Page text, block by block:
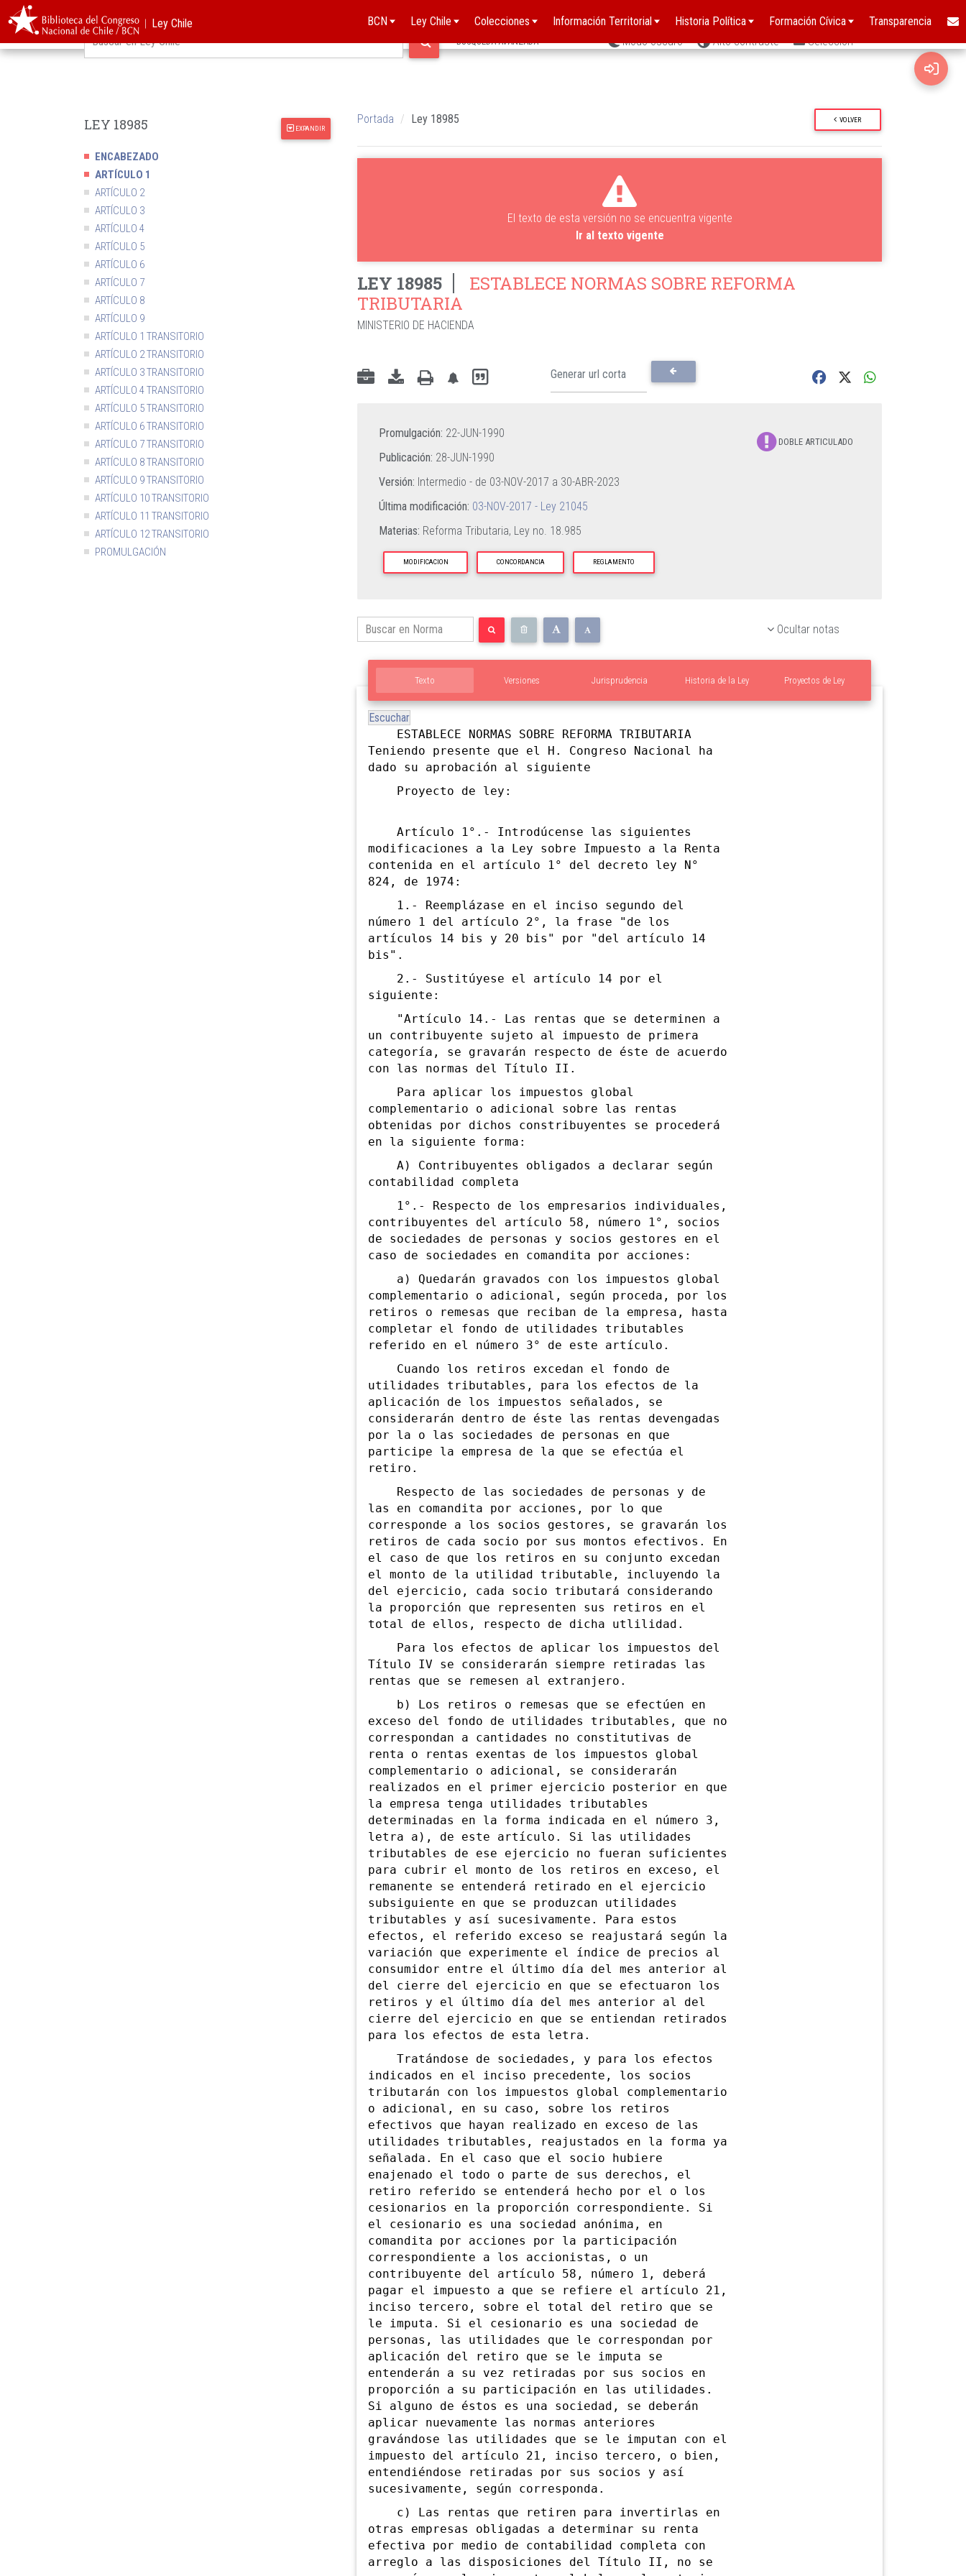
︱Ley Chile BCN Ley Chile Colecciones Información Territorial Historia Política Formación Cívica Transparencia
Cerrar Navegar Norma Portada Ley 18985 VOLVER
LEY 18985
ENCABEZADO
ARTÍCULO 1
ARTÍCULO 2
ARTÍCULO 3
ARTÍCULO 4
ARTÍCULO 5
ARTÍCULO 6
ARTÍCULO 7
ARTÍCULO 8
ARTÍCULO 9
ARTÍCULO 1 TRANSITORIO
ARTÍCULO 2 TRANSITORIO
ARTÍCULO 3 TRANSITORIO
ARTÍCULO 4 TRANSITORIO
ARTÍCULO 5 TRANSITORIO
ARTÍCULO 6 TRANSITORIO
ARTÍCULO 7 TRANSITORIO
ARTÍCULO 8 TRANSITORIO
ARTÍCULO 9 TRANSITORIO
ARTÍCULO 10 TRANSITORIO
ARTÍCULO 11 TRANSITORIO
El texto de esta versión no se encuentra vigente
Ir al texto vigente
LEY 18985
ESTABLECE NORMAS SOBRE REFORMA
TRIBUTARIA
MINISTERIO DE HACIENDA
DOBLE ARTICULADO
Promulgación: 22-JUN-1990
Publicación: 28-JUN-1990
Versión: Intermedio - de 03-NOV-2017 a 30-ABR-2023
Última modificación: 03-NOV-2017 - Ley 21045
Materias: Reforma Tributaria, Ley no. 18.985
MODIFICACION CONCORDANCIA REGLAMENTO
Ocultar notas
Texto Versiones Proyectos de Ley
Jurisprudencia Historia de la Ley
Escuchar
ESTABLECE NORMAS SOBRE REFORMA TRIBUTARIA
Teniendo presente que el H. Congreso Nacional ha
dado su aprobación al siguiente
Proyecto de ley:
Artículo 1°.- Introdúcense las siguientes
modificaciones a la Ley sobre Impuesto a la Renta
contenida en el artículo 1° del decreto ley N°
824, de 1974:
1.- Reemplázase en el inciso segundo del
número 1 del artículo 2°, la frase "de los
artículos 14 bis y 20 bis" por "del artículo 14
bis".
2.- Sustitúyese el artículo 14 por el
siguiente:
"Artículo 14.- Las rentas que se determinen a
un contribuyente sujeto al impuesto de primera
categoría, se gravarán respecto de éste de acuerdo
con las normas del Título II.
Para aplicar los impuestos global
complementario o adicional sobre las rentas
obtenidas por dichos constribuyentes se procederá
en la siguiente forma:
A) Contribuyentes obligados a declarar según
contabilidad completa
1°.- Respecto de los empresarios individuales,
contribuyentes del artículo 58, número 1°, socios
de sociedades de personas y socios gestores en el
caso de sociedades en comandita por acciones:
a) Quedarán gravados con los impuestos global
complementario o adicional, según proceda, por los
retiros o remesas que reciban de la empresa, hasta
completar el fondo de utilidades tributables
referido en el número 3° de este artículo.
Cuando los retiros excedan el fondo de
utilidades tributables, para los efectos de la
aplicación de los impuestos señalados, se
considerarán dentro de éste las rentas devengadas
por la o las sociedades de personas en que
participe la empresa de la que se efectúa el
retiro.
Respecto de las sociedades de personas y de
las en comandita por acciones, por lo que
corresponde a los socios gestores, se gravarán los
retiros de cada socio por sus montos efectivos. En
el caso de que los retiros en su conjunto excedan
el monto de la utilidad tributable, incluyendo la
del ejercicio, cada socio tributará considerando
la proporción que representen sus retiros en el
total de ellos, respecto de dicha utlilidad.
Para los efectos de aplicar los impuestos del
Título IV se considerarán siempre retiradas las
rentas que se remesen al extranjero.
b) Los retiros o remesas que se efectúen en
exceso del fondo de utilidades tributables, que no
correspondan a cantidades no constitutivas de
renta o rentas exentas de los impuestos global
complementario o adicional, se considerarán
realizados en el primer ejercicio posterior en que
la empresa tenga utilidades tributables
determinadas en la forma indicada en el número 3,
letra a), de este artículo. Si las utilidades
tributables de ese ejercicio no fueran suficientes
para cubrir el monto de los retiros en exceso, el
remanente se entenderá retirado en el ejercicio
subsiguiente en que se produzcan utilidades
tributables y así sucesivamente. Para estos
efectos, el referido exceso se reajustará según la
variación que experimente el índice de precios al
consumidor entre el último día del mes anterior al
del cierre del ejercicio en que se efectuaron los
retiros y el último día del mes anterior al del
cierre del ejercicio en que se entiendan retirados
para los efectos de esta letra.
Tratándose de sociedades, y para los efectos
indicados en el inciso precedente, los socios
tributarán con los impuestos global complementario
o adicional, en su caso, sobre los retiros
efectivos que hayan realizado en exceso de las
utilidades tributables, reajustados en la forma ya
señalada. En el caso que el socio hubiere
enajenado el todo o parte de sus derechos, el
retiro referido se entenderá hecho por el o los
cesionarios en la proporción correspondiente. Si
el cesionario es una sociedad anónima, en
comandita por acciones por la participación
correspondiente a los accionistas, o un
contribuyente del artículo 58, número 1, deberá
pagar el impuesto a que se refiere el artículo 21,
inciso tercero, sobre el total del retiro que se
le imputa. Si el cesionario es una sociedad de
personas, las utilidades que le correspondan por
aplicación del retiro que se le imputa se
entenderán a su vez retiradas por sus socios en
proporción a su participación en las utilidades.
Si alguno de éstos es una sociedad, se deberán
aplicar nuevamente las normas anteriores
gravándose las utilidades que se le imputan con el
impuesto del artículo 21, inciso tercero, o bien,
entendiéndose retiradas por sus socios y así
sucesivamente, según corresponda.
c) Las rentas que retiren para invertirlas en
otras empresas obligadas a determinar su renta
efectiva por medio de contabilidad completa con
arreglo a las disposiciones del Título II, no se